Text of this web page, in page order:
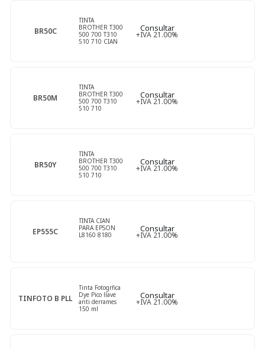
BR50C
TINTA
BROTHER T300
500 700 T310
510 710 CIAN
Consultar
+IVA 21.00%
BR50M
TINTA
BROTHER T300
500 700 T310
510 710
Consultar
+IVA 21.00%
BR50Y
TINTA
BROTHER T300
500 700 T310
510 710
Consultar
+IVA 21.00%
EP555C
TINTA CIAN
PARA EPSON
L8160 8180
Consultar
+IVA 21.00%
TINFOTO B PLL
Tinta Fotogrfica
Dye Pico llave
anti derrames
150 ml
Consultar
+IVA 21.00%
Compatibles Okidata
Compatibles Ricoh
Compatibles Samsung
Compatibles Xerox
Luces Led
Teclados